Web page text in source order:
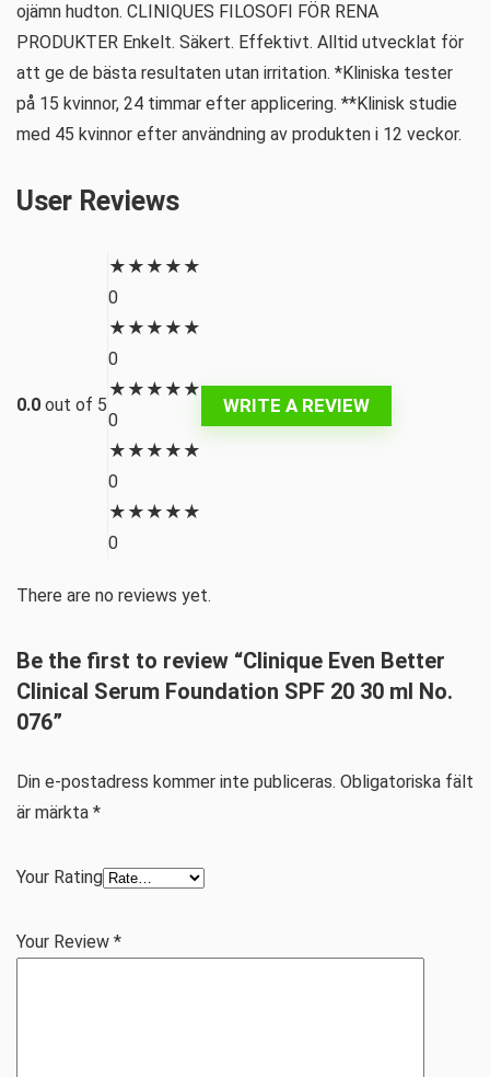
ojämn hudton. CLINIQUES FILOSOFI FÖR RENA
PRODUKTER Enkelt. Säkert. Effektivt. Alltid utvecklat för
att ge de bästa resultaten utan irritation. *Kliniska tester
på 15 kvinnor, 24 timmar efter applicering. **Klinisk studie
med 45 kvinnor efter användning av produkten i 12 veckor.
User Reviews
0.0 out of 5
★ ★ ★ ★ ★
0
★ ★ ★ ★ ★
0
★ ★ ★ ★ ★
0
★ ★ ★ ★ ★
0
★ ★ ★ ★ ★
0
WRITE A REVIEW
There are no reviews yet.
Be the first to review “Clinique Even Better
Clinical Serum Foundation SPF 20 30 ml No.
076”
Din e-postadress kommer inte publiceras. Obligatoriska fält
är märkta *
Your Rating
Your Review *